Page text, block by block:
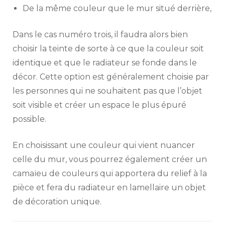
De la même couleur que le mur situé derrière,
Dans le cas numéro trois, il faudra alors bien
choisir la teinte de sorte à ce que la couleur soit
identique et que le radiateur se fonde dans le
décor. Cette option est généralement choisie par
les personnes qui ne souhaitent pas que l’objet
soit visible et créer un espace le plus épuré
possible.
En choisissant une couleur qui vient nuancer
celle du mur, vous pourrez également créer un
camaïeu de couleurs qui apportera du relief à la
pièce et fera du radiateur en lamellaire un objet
de décoration unique.